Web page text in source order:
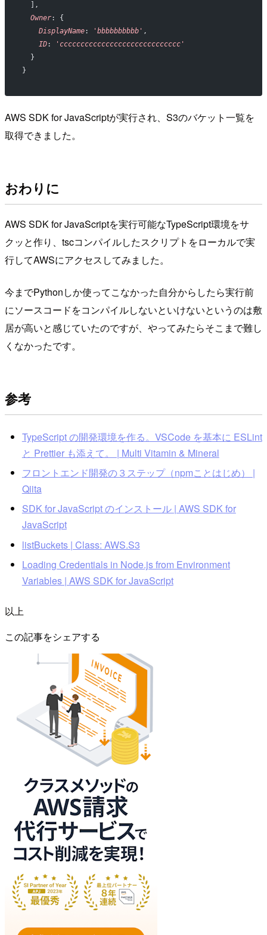
  ],
  Owner
: {
    DisplayName
: 'bbbbbbbbbb' ,
    ID
:
'ccccccccccccccccccccccccccccc'
  }
}
AWS SDK for JavaScriptが実行され、S3のバケット一覧を
取得できました。
おわりに
AWS SDK for JavaScriptを実行可能なTypeScript環境をサ
クッと作り、tscコンパイルしたスクリプトをローカルで実
行してAWSにアクセスしてみました。
今までPythonしか使ってこなかった自分からしたら実行前
にソースコードをコンパイルしないといけないというのは敷
居が高いと感じていたのですが、やってみたらそこまで難し
くなかったです。
参考
TypeScript の開発環境を作る。VSCode を基本に ESLint
と Prettier も添えて。 | Multi Vitamin & Mineral
フロントエンド開発の３ステップ（npmことはじめ） |
Qiita
SDK for JavaScript のインストール | AWS SDK for
JavaScript
listBuckets | Class: AWS.S3
Loading Credentials in Node.js from Environment
Variables | AWS SDK for JavaScript
以上
この記事をシェアする